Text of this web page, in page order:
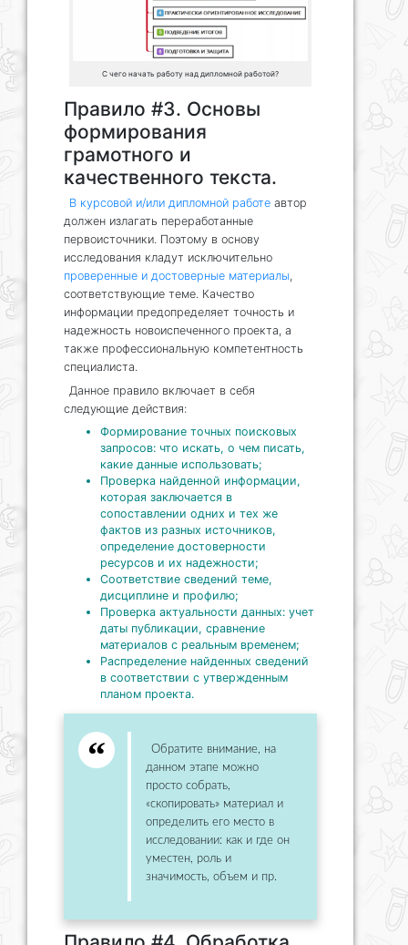
С чего начать работу над дипломной работой?
Правило #3. Основы
формирования
грамотного и
качественного текста.
В курсовой и/или дипломной работе автор
должен излагать переработанные
первоисточники. Поэтому в основу
исследования кладут исключительно
проверенные и достоверные материалы,
соответствующие теме. Качество
информации предопределяет точность и
надежность новоиспеченного проекта, а
также профессиональную компетентность
специалиста.
Данное правило включает в себя
следующие действия:
Формирование точных поисковых
запросов: что искать, о чем писать,
какие данные использовать;
Проверка найденной информации,
которая заключается в
сопоставлении одних и тех же
фактов из разных источников,
определение достоверности
ресурсов и их надежности;
Соответствие сведений теме,
дисциплине и профилю;
Проверка актуальности данных: учет
даты публикации, сравнение
материалов с реальным временем;
Распределение найденных сведений
в соответствии с утвержденным
планом проекта.
Обратите внимание, на
данном этапе можно
просто собрать,
«скопировать» материал и
определить его место в
исследовании: как и где он
уместен, роль и
значимость, объем и пр.